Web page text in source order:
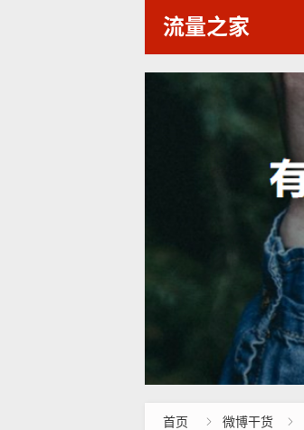
流量之家
首页  微博干货 